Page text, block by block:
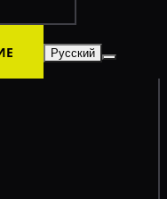
Русский